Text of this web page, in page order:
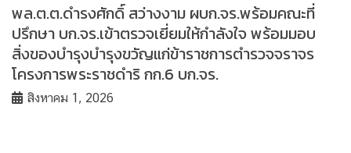
พล.ต.ต.ดำรงศักดิ์ สว่างงาม ผบก.จร.พร้อมคณะที่
ปรึกษา บก.จร.เข้าตรวจเยี่ยมให้กำลังใจ พร้อมมอบ
สิ่งของบำรุงบำรุงขวัญแก่ข้าราชการตำรวจจราจร
โครงการพระราชดำริ กก.6 บก.จร.
สิงหาคม 1, 2026